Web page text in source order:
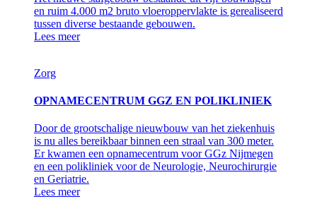
en ruim 4.000 m2 bruto vloeroppervlakte is gerealiseerd
tussen diverse bestaande gebouwen.
Lees meer
Zorg
OPNAMECENTRUM GGZ EN POLIKLINIEK
Door de grootschalige nieuwbouw van het ziekenhuis
is nu alles bereikbaar binnen een straal van 300 meter.
Er kwamen een opnamecentrum voor GGz Nijmegen
en een polikliniek voor de Neurologie, Neurochirurgie
en Geriatrie.
Lees meer